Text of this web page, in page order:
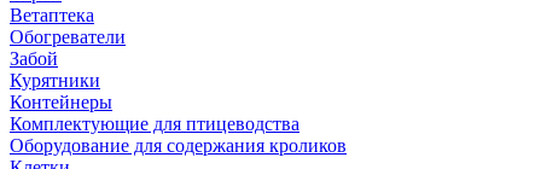
Ветаптека
Обогреватели
Забой
Курятники
Контейнеры
Комплектующие для птицеводства
Оборудование для содержания кроликов